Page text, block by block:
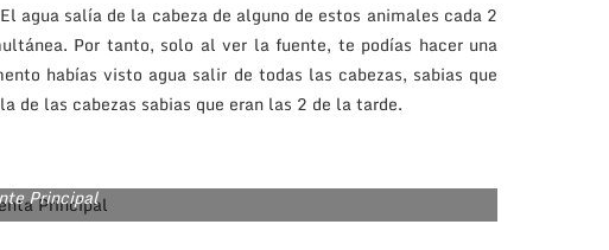
agua salía de la cabeza de alguno de estos animales cada 2
Por tanto, solo al ver la fuente, te podías hacer una
habías visto agua salir de todas las cabezas, sabias que
de las cabezas sabias que eran las 2 de la tarde.
Principal